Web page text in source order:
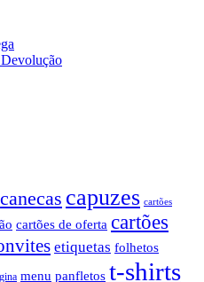
canecas capuzes cartões
cartões de oferta cartões
etiquetas folhetos
menu panfletos t-shirts